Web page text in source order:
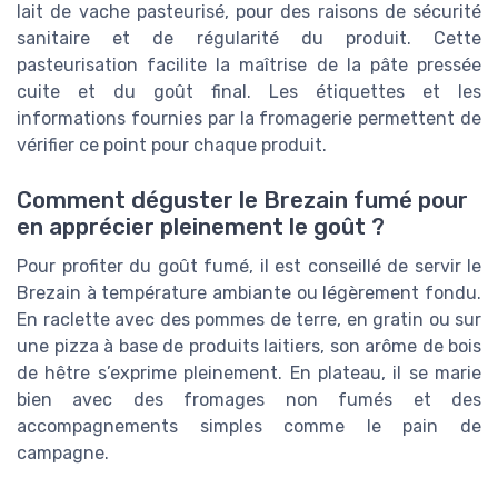
lait de vache pasteurisé, pour des raisons de sécurité
sanitaire et de régularité du produit. Cette
pasteurisation facilite la maîtrise de la pâte pressée
cuite et du goût final. Les étiquettes et les
informations fournies par la fromagerie permettent de
vérifier ce point pour chaque produit.
Comment déguster le Brezain fumé pour
en apprécier pleinement le goût ?
Pour profiter du goût fumé, il est conseillé de servir le
Brezain à température ambiante ou légèrement fondu.
En raclette avec des pommes de terre, en gratin ou sur
une pizza à base de produits laitiers, son arôme de bois
de hêtre s’exprime pleinement. En plateau, il se marie
bien avec des fromages non fumés et des
accompagnements simples comme le pain de
campagne.